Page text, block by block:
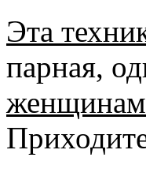
Эта
парная,